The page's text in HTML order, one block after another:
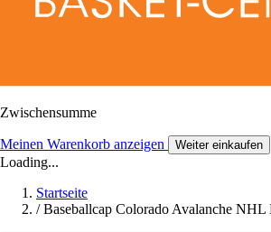
Zwischensumme
Meinen Warenkorb anzeigen Weiter einkaufen
Loading...
Startseite
/ Baseballcap Colorado Avalanche